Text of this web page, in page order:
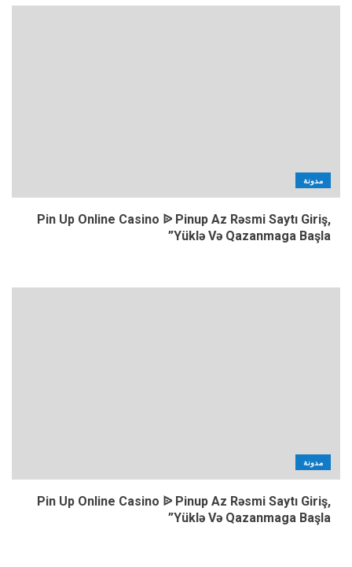
مدونة
Pin Up Online Casino ᐉ Pinup Az Rəsmi Saytı Giriş,
Yüklə Və Qazanmaga Başla”
مدونة
Pin Up Online Casino ᐉ Pinup Az Rəsmi Saytı Giriş,
Yüklə Və Qazanmaga Başla”